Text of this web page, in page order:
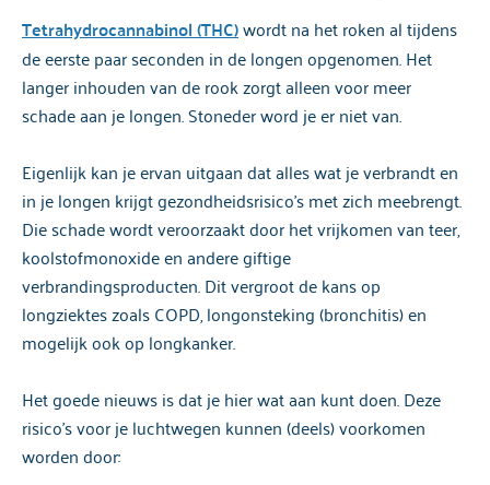
Tetrahydrocannabinol (THC)wordt na het roken al tijdens
de eerste paar seconden in de longen opgenomen. Het
langer inhouden van de rook zorgt alleen voor meer
schade aan je longen. Stoneder word je er niet van.
Eigenlijk kan je ervan uitgaan dat alles wat je verbrandt en
in je longen krijgt gezondheidsrisico’s met zich meebrengt.
Die schade wordt veroorzaakt door het vrijkomen van teer,
koolstofmonoxide en andere giftige
verbrandingsproducten. Dit vergroot de kans op
longziektes zoals COPD, longonsteking (bronchitis) en
mogelijk ook op longkanker.
Het goede nieuws is dat je hier wat aan kunt doen. Deze
risico’s voor je luchtwegen kunnen (deels) voorkomen
worden door: